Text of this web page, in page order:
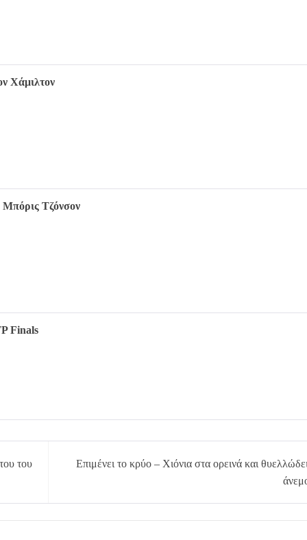
Χάμιλτον
Μπόρις Τζόνσον
Finals
του
Επιμένει το κρύο – Χιόνια στα ορεινά και